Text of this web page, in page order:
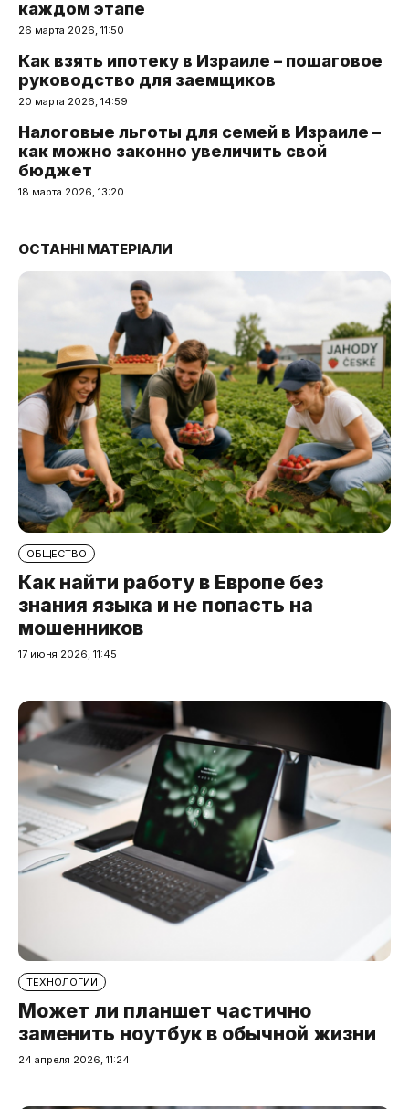
каждом этапе
26 марта 2026, 11:50
Как взять ипотеку в Израиле – пошаговое
руководство для заемщиков
20 марта 2026, 14:59
Налоговые льготы для семей в Израиле –
как можно законно увеличить свой
бюджет
18 марта 2026, 13:20
ОСТАННІ МАТЕРІАЛИ
ОБЩЕСТВО
Как найти работу в Европе без
знания языка и не попасть на
мошенников
17 июня 2026, 11:45
ТЕХНОЛОГИИ
Может ли планшет частично
заменить ноутбук в обычной жизни
24 апреля 2026, 11:24